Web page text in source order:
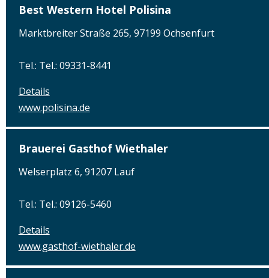
Best Western Hotel Polisina
Marktbreiter Straße 265, 97199 Ochsenfurt
Tel.: Tel.: 09331-8441
Details
www.polisina.de
Brauerei Gasthof Wiethaler
Welserplatz 6, 91207 Lauf
Tel.: Tel.: 09126-5460
Details
www.gasthof-wiethaler.de